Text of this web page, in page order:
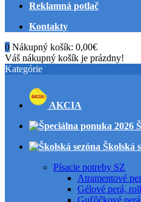
Reklamná potlač
Kontakty
0 Nákupný košík: 0,00€
Váš nákupný košík je prázdny!
Kategórie
AKCIA
Školská
Písacie potreby SZ
Atramentové
Gélové perá,
Guľôčkové